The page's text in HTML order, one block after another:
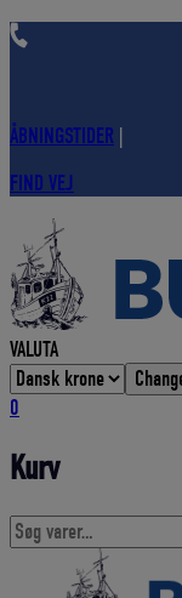
Hop
ÅBNINGSTIDER
FIND VEJ
VALUTA
0
Kurv
Søg
efter: